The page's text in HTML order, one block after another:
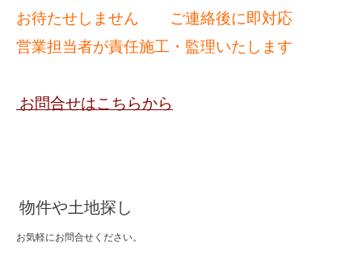
お待たせしません ご連絡後に即対応
営業担当者が責任施工・監理いたします
お問合せはこちらから
物件や土地探し
お気軽にお問合せください。